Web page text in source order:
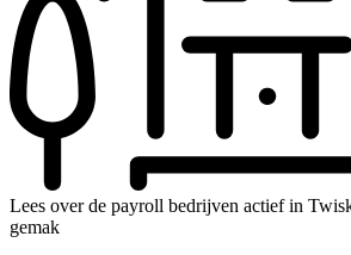
Lees over de payroll bedrijven actief in
gemak